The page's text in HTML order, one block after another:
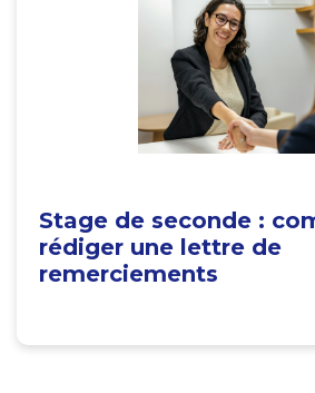
Stage de seconde :
rédiger une lettre de
remerciements